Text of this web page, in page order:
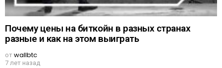
Почему цены на биткойн в разных странах
разные и как на этом выиграть
отwallbtc
7 лет назад